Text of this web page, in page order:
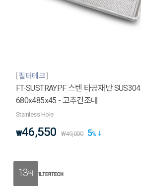
필터테크
FT-SUSTRAYPF 스텐 타공채반 SUS304
680x485x45 - 고추건조대
Stainless Hole
₩46,550 ₩49,000 5%
13위